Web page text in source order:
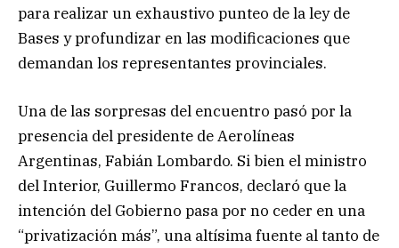
para realizar un exhaustivo punteo de la ley de
Bases y profundizar en las modificaciones que
demandan los representantes provinciales.
Una de las sorpresas del encuentro pasó por la
presencia del presidente de Aerolíneas
Argentinas, Fabián Lombardo. Si bien el ministro
del Interior, Guillermo Francos, declaró que la
intención del Gobierno pasa por no ceder en una
“privatización más”, una altísima fuente al tanto de